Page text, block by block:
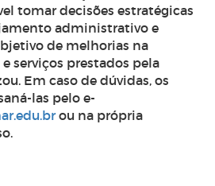
tomar decisões estratégicas
administrativo e
de melhorias na
serviços prestados pela
Em caso de dúvidas, os
las pelo e-
ou na própria